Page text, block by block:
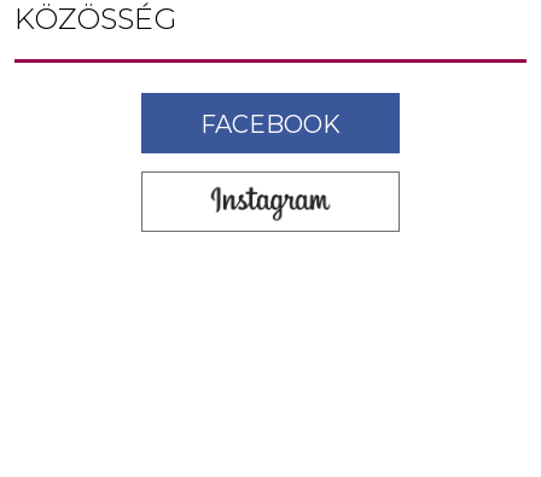
KÖZÖSSÉG
FACEBOOK